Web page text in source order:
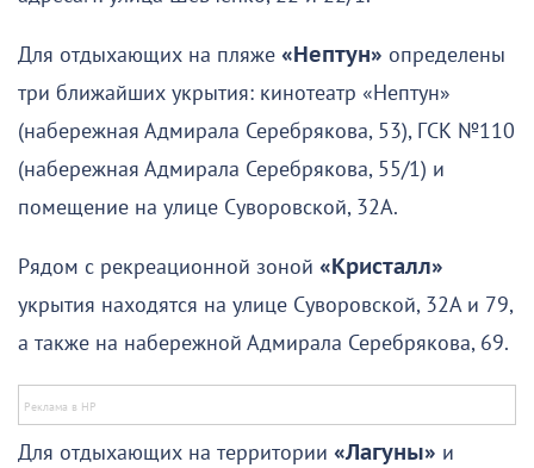
Для отдыхающих на пляже «Нептун» определены
три ближайших укрытия: кинотеатр «Нептун»
(набережная Адмирала Серебрякова, 53), ГСК №110
(набережная Адмирала Серебрякова, 55/1) и
помещение на улице Суворовской, 32А.
Рядом с рекреационной зоной «Кристалл»
укрытия находятся на улице Суворовской, 32А и 79,
а также на набережной Адмирала Серебрякова, 69.
Для отдыхающих на территории «Лагуны» и